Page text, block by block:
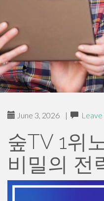
June 3, 2026 |
숲TV 1위
비밀의 전